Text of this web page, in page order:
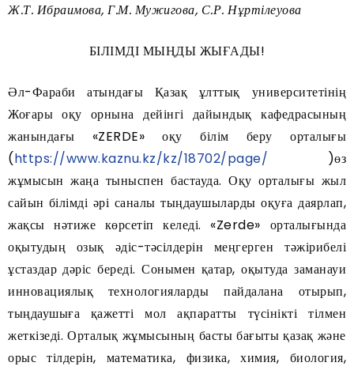
Ж.Т. Ибраимова, Г.М. Мужигова, С.Р. Нұртілеуова
БІЛІМДІ МЫҢДЫ ЖЫҒАДЫ!
Әл-Фараби атындағы Қазақ ұлттық университетінің
Жоғары оқу орнына дейінгі дайындық кафедрасының
жанындағы «ZERDE» оқу білім беру орталығы
(https://www.kaznu.kz/kz/18702/page/ )өз
жұмысын жаңа тыныспен бастауда. Оқу орталығы жыл
сайын білімді әрі саналы тыңдаушыларды оқуға даярлап,
жақсы нәтиже көрсетіп келеді. «Zerde» орталығында
оқытудың озық әдіс-тәсілдерін меңгерген тәжірибелі
ұстаздар дәріс береді. Сонымен қатар, оқытуда заманауи
инновациялық технологияларды пайдалана отырып,
тыңдаушыға қажетті мол ақпаратты түсінікті тілмен
жеткізеді. Орталық жұмысының басты бағыты қазақ және
орыс тілдерін, математика, физика, химия, биология,